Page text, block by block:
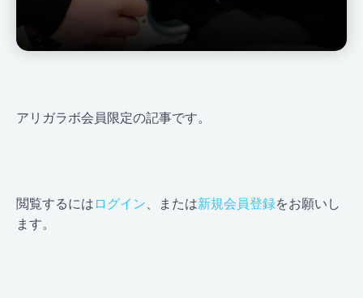
アリガラボ会員限定の記事です。
閲覧するには ログイン 、または新規会員登録をお願いし
ます。